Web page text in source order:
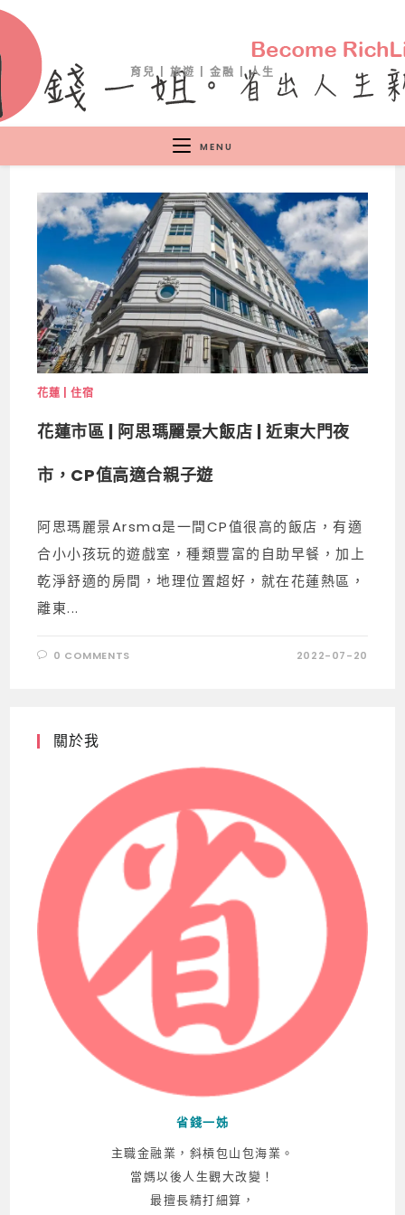
育兒 | 旅遊 | 金融 | 人生
MENU
花蓮 | 住宿
花蓮市區 | 阿思瑪麗景大飯店 | 近東大門夜
市，CP值高適合親子遊
阿思瑪麗景Arsma是一間CP值很高的飯店，有適
合小小孩玩的遊戲室，種類豐富的自助早餐，加上
乾淨舒適的房間，地理位置超好，就在花蓮熱區，
離東...
0 COMMENTS 2022-07-20
關於我
省錢一姊
主職金融業，斜槓包山包海業。
當媽以後人生觀大改變！
最擅長精打細算，